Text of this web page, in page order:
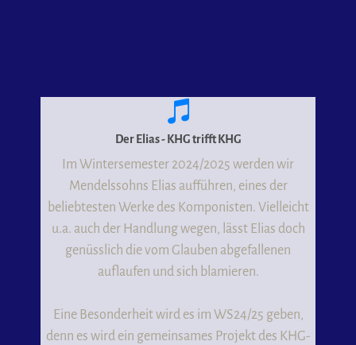
Der Elias - KHG trifft KHG
Im Wintersemester 2024/2025 werden wir
Mendelssohns Elias aufführen, eines der
beliebtesten Werke des Komponisten. Vielleicht
u.a. auch der Handlung wegen, lässt Elias doch
genüsslich die vom Glauben abgefallenen
auflaufen und sich blamieren.
Eine Besonderheit wird es im WS24/25 geben,
denn es wird ein gemeinsames Projekt des KHG-